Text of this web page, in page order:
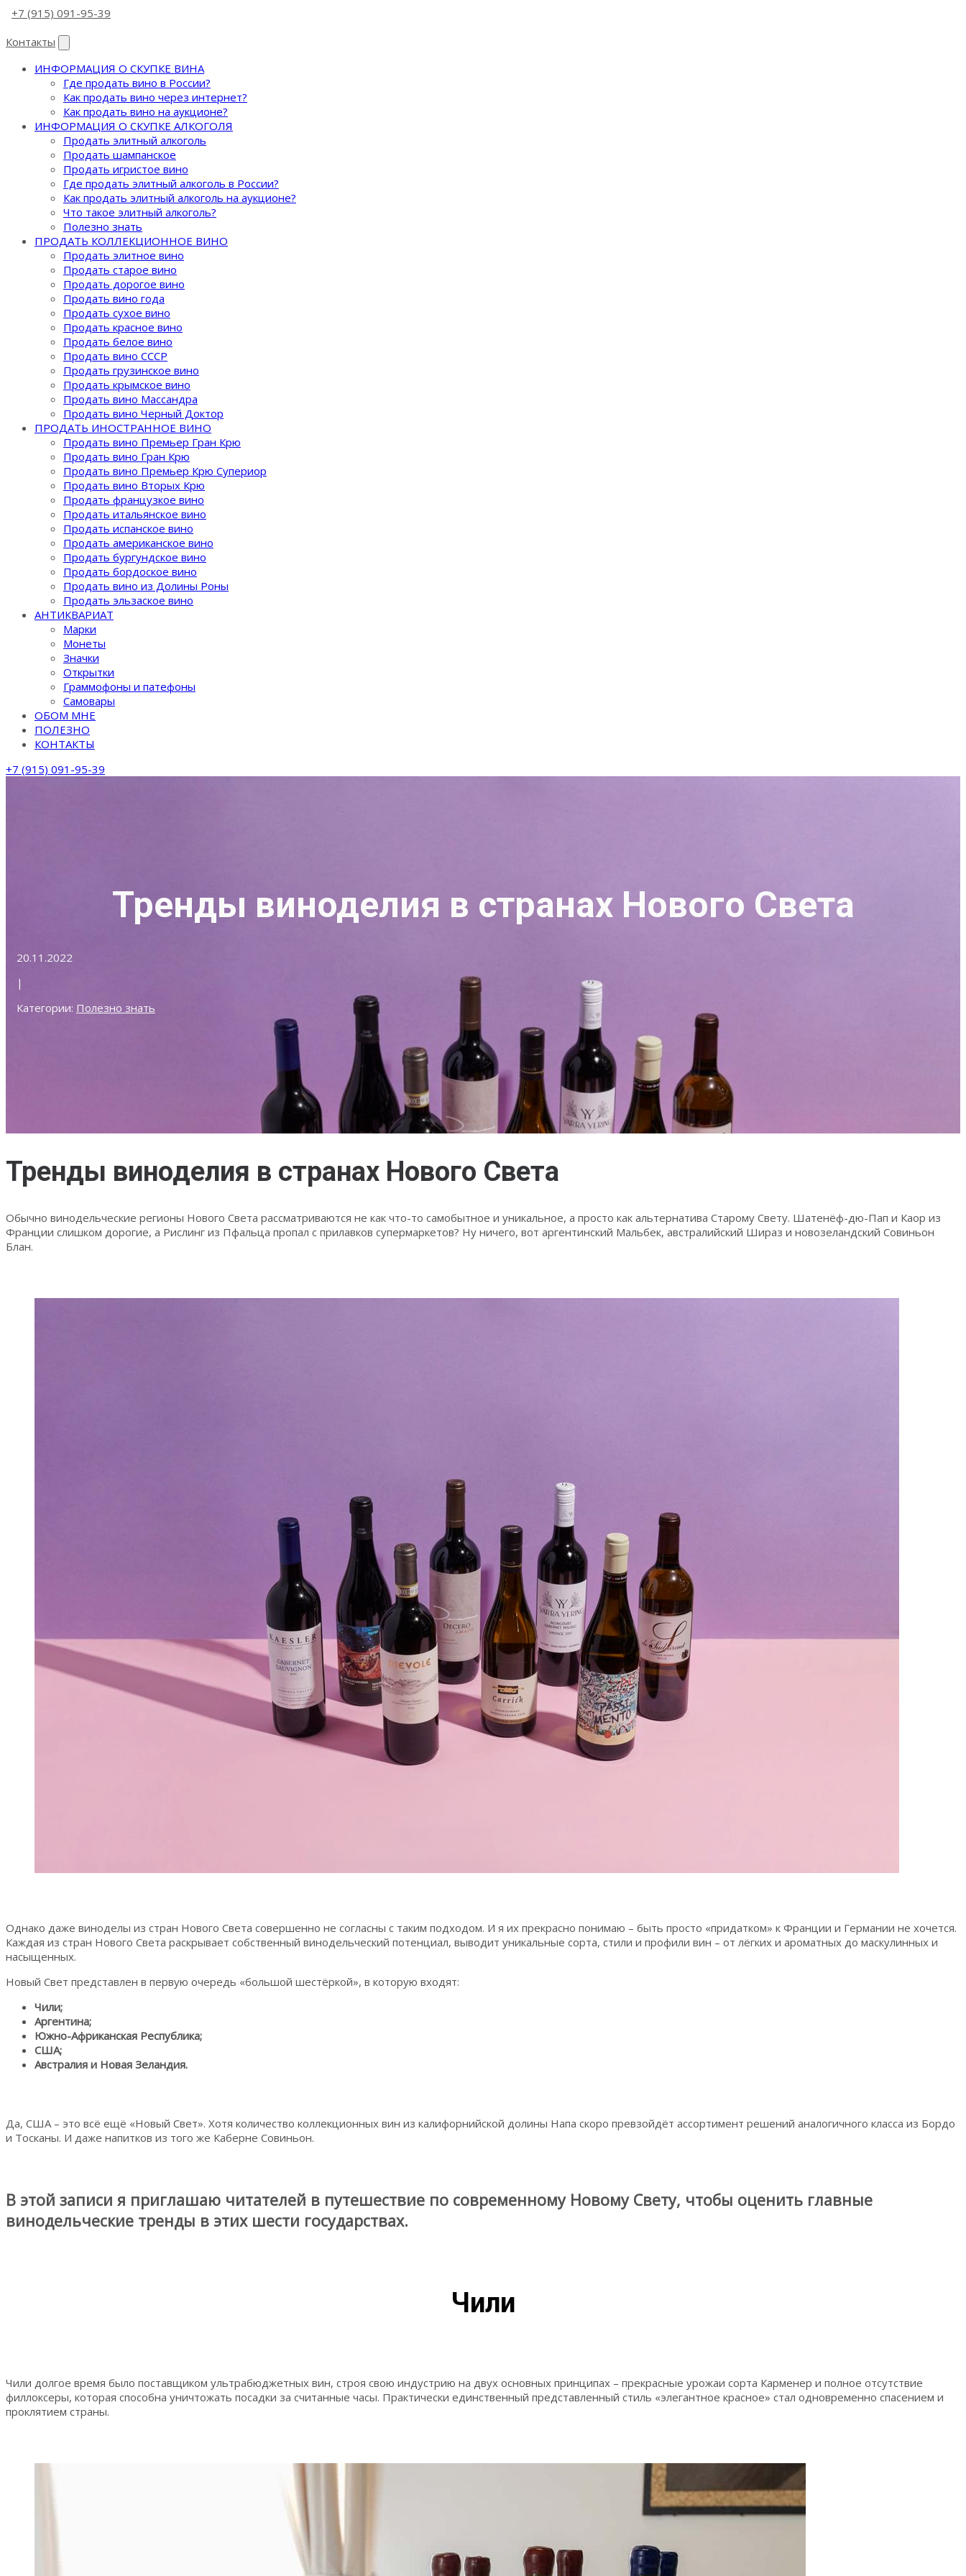
+7 (915) 091-95-39
Контакты
ИНФОРМАЦИЯ О СКУПКЕ ВИНА
Где продать вино в России?
Как продать вино через интернет?
Как продать вино на аукционе?
ИНФОРМАЦИЯ О СКУПКЕ АЛКОГОЛЯ
Продать элитный алкоголь
Продать шампанское
Продать игристое вино
Где продать элитный алкоголь в России?
Как продать элитный алкоголь на аукционе?
Что такое элитный алкоголь?
Полезно знать
ПРОДАТЬ КОЛЛЕКЦИОННОЕ ВИНО
Продать элитное вино
Продать старое вино
Продать дорогое вино
Продать вино года
Продать сухое вино
Продать красное вино
Продать белое вино
Продать вино СССР
Продать грузинское вино
Продать крымское вино
Продать вино Массандра
Продать вино Черный Доктор
ПРОДАТЬ ИНОСТРАННОЕ ВИНО
Продать вино Премьер Гран Крю
Продать вино Гран Крю
Продать вино Премьер Крю Супериор
Продать вино Вторых Крю
Продать французкое вино
Продать итальянское вино
Продать испанское вино
Продать американское вино
Продать бургундское вино
Продать бордоское вино
Продать вино из Долины Роны
Продать эльзаское вино
АНТИКВАРИАТ
Марки
Монеты
Значки
Открытки
Граммофоны и патефоны
Самовары
ОБОМ МНЕ
ПОЛЕЗНО
КОНТАКТЫ
+7 (915) 091-95-39
Тренды виноделия в странах Нового Света
20.11.2022
|
Категории: Полезно знать
Тренды виноделия в странах Нового Света
Обычно винодельческие регионы Нового Света рассматриваются не как что-то самобытное и уникальное, а просто как альтернатива Старому Свету. Шатенёф-дю-Пап и Каор из
Франции слишком дорогие, а Рислинг из Пфальца пропал с прилавков супермаркетов? Ну ничего, вот аргентинский Мальбек, австралийский Шираз и новозеландский Совиньон
Блан.
Однако даже виноделы из стран Нового Света совершенно не согласны с таким подходом. И я их прекрасно понимаю – быть просто «придатком» к Франции и Германии не хочется.
Каждая из стран Нового Света раскрывает собственный винодельческий потенциал, выводит уникальные сорта, стили и профили вин – от лёгких и ароматных до маскулинных и
насыщенных.
Новый Свет представлен в первую очередь «большой шестёркой», в которую входят:
Чили;
Аргентина;
Южно-Африканская Республика;
США;
Австралия и Новая Зеландия.
Да, США – это всё ещё «Новый Свет». Хотя количество коллекционных вин из калифорнийской долины Напа скоро превзойдёт ассортимент решений аналогичного класса из Бордо
и Тосканы. И даже напитков из того же Каберне Совиньон.
В этой записи я приглашаю читателей в путешествие по современному Новому Свету, чтобы оценить главные
винодельческие тренды в этих шести государствах.
Чили
Чили долгое время было поставщиком ультрабюджетных вин, строя свою индустрию на двух основных принципах – прекрасные урожаи сорта Карменер и полное отсутствие
филлоксеры, которая способна уничтожать посадки за считанные часы. Практически единственный представленный стиль «элегантное красное» стал одновременно спасением и
проклятием страны.